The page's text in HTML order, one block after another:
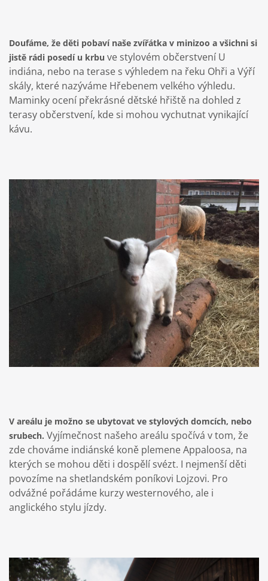
Doufáme, že děti pobaví naše zvířátka v minizoo a všichni si
jistě rádi posedí u krbu ve stylovém občerstvení U
indiána, nebo na terase s výhledem na řeku Ohři a Výří
skály, které nazýváme Hřebenem velkého výhledu.
Maminky ocení překrásné dětské hřiště na dohled z
terasy občerstvení, kde si mohou vychutnat vynikající
kávu.
V areálu je možno se ubytovat ve stylových domcích, nebo
srubech. Vyjímečnost našeho areálu spočívá v tom, že
zde chováme indiánské koně plemene Appaloosa, na
kterých se mohou děti i dospělí svézt. I nejmenší děti
povozíme na shetlandském poníkovi Lojzovi. Pro
odvážné pořádáme kurzy westernového, ale i
anglického stylu jízdy.